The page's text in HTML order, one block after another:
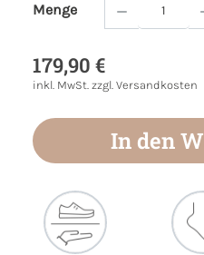
Menge
Produkt Anzahl:
179,90 €
inkl. MwSt. zzgl. Versandkosten
In den